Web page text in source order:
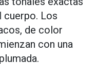
cuerpo. Los
de color
con una